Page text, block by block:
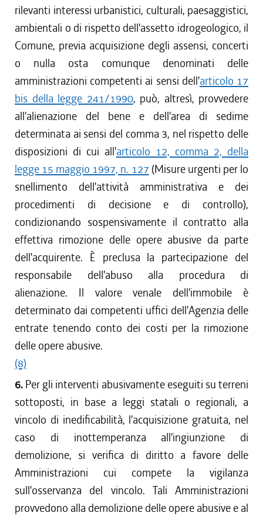
rilevanti interessi urbanistici, culturali, paesaggistici,
ambientali o di rispetto dell'assetto idrogeologico, il
Comune, previa acquisizione degli assensi, concerti
o nulla osta comunque denominati delle
amministrazioni competenti ai sensi dell'articolo 17
bis della legge 241/1990, può, altresì, provvedere
all'alienazione del bene e dell'area di sedime
determinata ai sensi del comma 3, nel rispetto delle
disposizioni di cui all'articolo 12, comma 2, della
legge 15 maggio 1997, n. 127 (Misure urgenti per lo
snellimento dell'attività amministrativa e dei
procedimenti di decisione e di controllo),
condizionando sospensivamente il contratto alla
effettiva rimozione delle opere abusive da parte
dell'acquirente. È preclusa la partecipazione del
responsabile dell'abuso alla procedura di
alienazione. Il valore venale dell'immobile è
determinato dai competenti uffici dell'Agenzia delle
entrate tenendo conto dei costi per la rimozione
delle opere abusive.
(8)
6. Per gli interventi abusivamente eseguiti su terreni
sottoposti, in base a leggi statali o regionali, a
vincolo di inedificabilità, l'acquisizione gratuita, nel
caso di inottemperanza all'ingiunzione di
demolizione, si verifica di diritto a favore delle
Amministrazioni cui compete la vigilanza
sull'osservanza del vincolo. Tali Amministrazioni
provvedono alla demolizione delle opere abusive e al